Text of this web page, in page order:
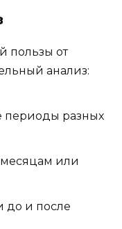
пользы от
анализ:
периоды разных
или
до и после